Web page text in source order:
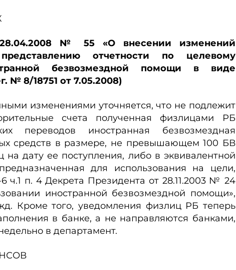
№ 55 «О внесении изменений
отчетности по целевому
безвозмездной помощи в виде
№ 8/18751 от 7.05.2008)
изменениями уточняется, что не подлежит
счета полученная физлицами РБ
переводов иностранная безвозмездная
средств в размере, не превышающем 100 БВ
дату ее поступления, либо в эквивалентной
для использования на цели,
ч.1 п. 4 Декрета Президента от 28.11.2003 № 24
иностранной безвозмездной помощи»,
Кроме того, уведомления физлиц РБ теперь
в банке, а не направляются банками,
в департамент.